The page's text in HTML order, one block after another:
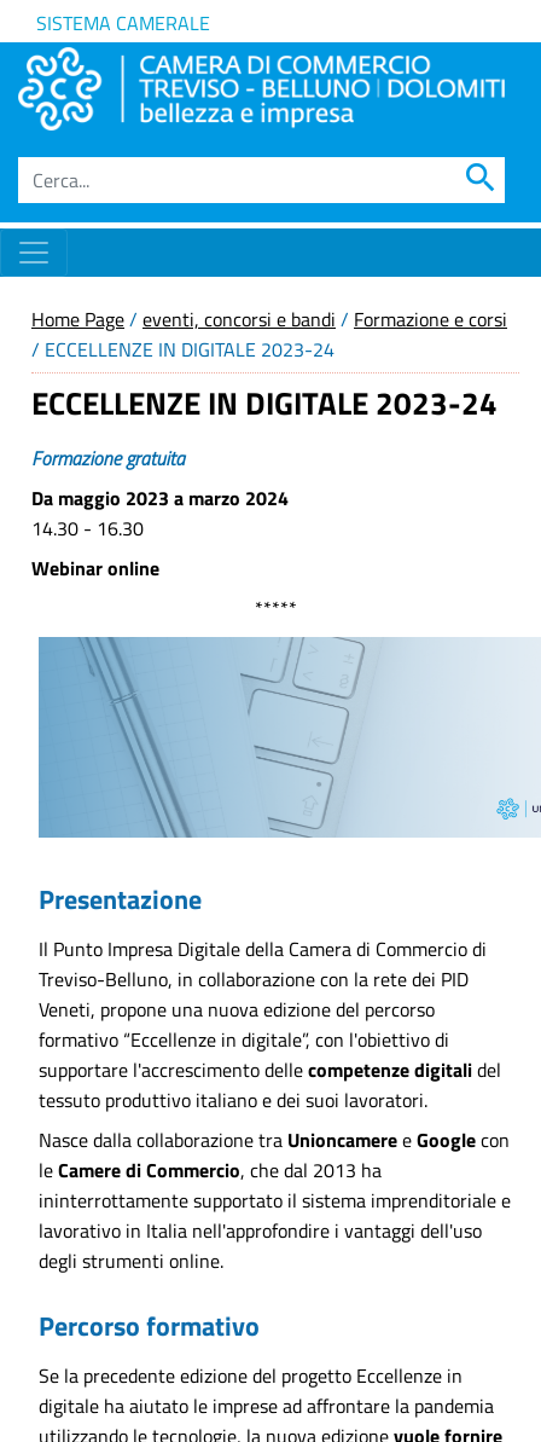
SISTEMA CAMERALE
search
Home Page/ eventi, concorsi e bandi / Formazione e corsi
/ ECCELLENZE IN DIGITALE 2023-24
ECCELLENZE IN DIGITALE 2023-24
Formazione gratuita
Da maggio 2023 a marzo 2024
14.30 - 16.30
Webinar online
*****
Presentazione
Il Punto Impresa Digitale della Camera di Commercio di
Treviso-Belluno, in collaborazione con la rete dei PID
Veneti, propone una nuova edizione del percorso
formativo “Eccellenze in digitale”, con l'obiettivo di
supportare l'accrescimento dellecompetenze digitalidel
tessuto produttivo italiano e dei suoi lavoratori.
Nasce dalla collaborazione tra UnioncamereeGooglecon
leCamere di Commercio, che dal 2013 ha
ininterrottamente supportato il sistema imprenditoriale e
lavorativo in Italia nell'approfondire i vantaggi dell'uso
degli strumenti online.
Percorso formativo
Se la precedente edizione del progetto Eccellenze in
digitale ha aiutato le imprese ad affrontare la pandemia
utilizzando le tecnologie, la nuova edizionevuole fornire